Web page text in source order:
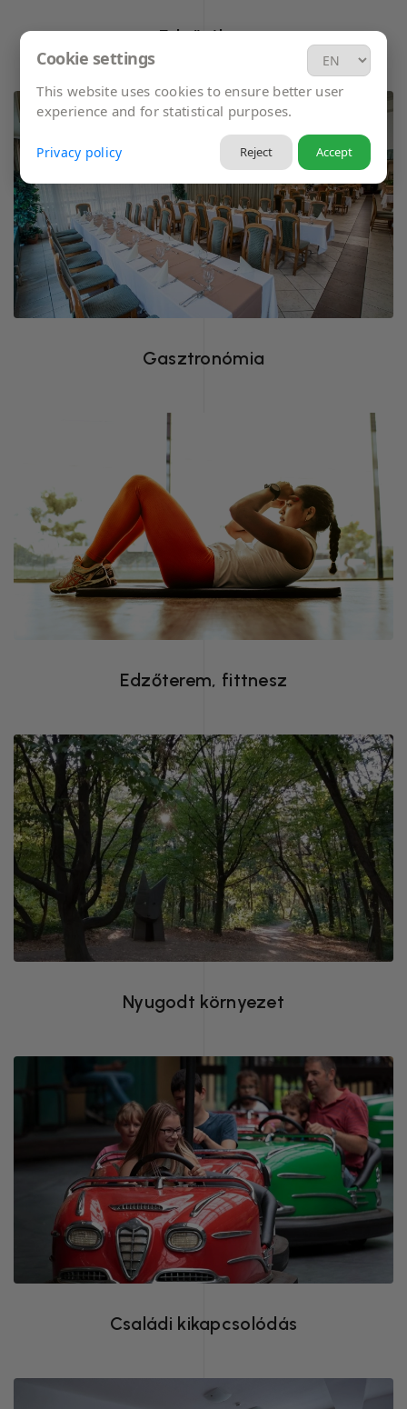
Edzőtábor
Helyben elérhető, változatos étkezési
lehetőség, a tradicionális ízektől a speciális
menükig.
Gasztronómia
Debrecen egyik legnépszerűbb, és
legfelszereltebb edzőterme (+
infraszauna, masszázs), 24 órás
nyitvatartással
Edzőterem, fittnesz
A hotel a Nagyerdő szívében, csendes,
békés környezetben található
Nyugodt környezet
Csodaszép játszótér a hotellel szemben,
Állatpark és Békás-tó csak néhány száz
méter távolságban
Családi kikapcsolódás
Cookie settings
This website uses cookies to ensure better user
experience and for statistical purposes.
Privacy policy Reject Accept